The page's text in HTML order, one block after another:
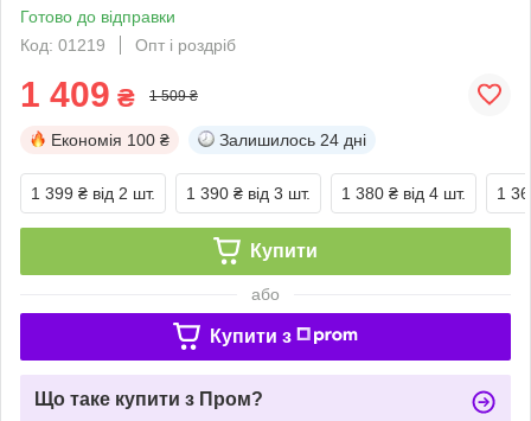
Готово до відправки
Код: 01219
Опт і роздріб
1 409 ₴ 1 509 ₴
Економія 100 ₴ Залишилось 24 дні
1 399 ₴ від 2 шт. 1 390 ₴ від 3 шт. 1 380 ₴ від 4 шт. 1
Купити
або
Купити з
Що таке купити з Пром?